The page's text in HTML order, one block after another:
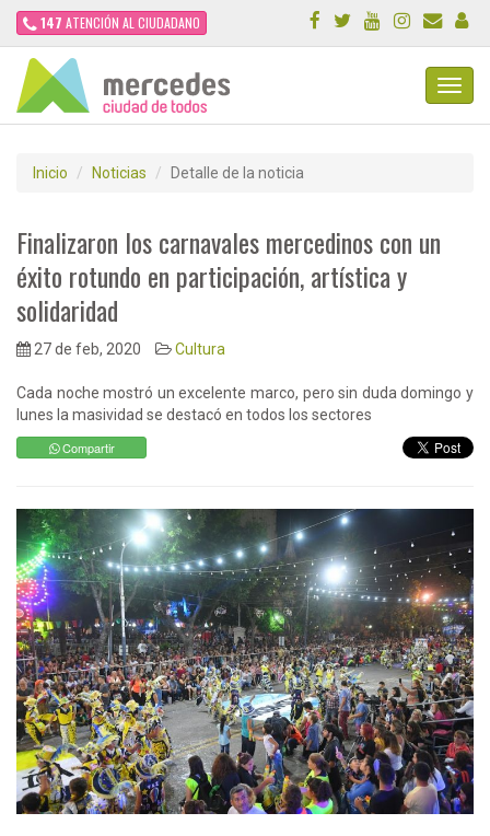
147 ATENCIÓN AL CIUDADANO
Inicio Noticias Detalle de la noticia
Finalizaron los carnavales mercedinos con un
éxito rotundo en participación, artística y
solidaridad
27 de feb, 2020 Cultura
Cada noche mostró un excelente marco, pero sin duda domingo y
lunes la masividad se destacó en todos los sectores
Compartir